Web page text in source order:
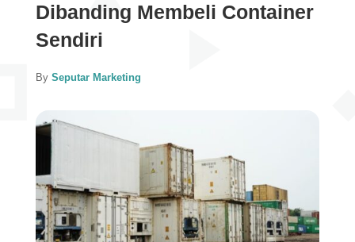
Dibanding Membeli Container
Sendiri
By Seputar Marketing